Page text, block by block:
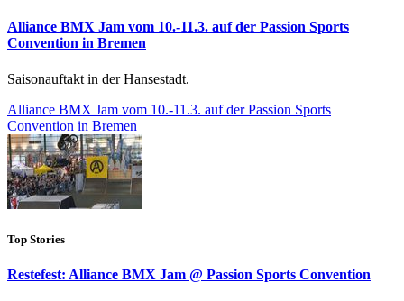
Alliance BMX Jam vom 10.-11.3. auf der Passion Sports
Convention in Bremen
Saisonauftakt in der Hansestadt.
Alliance BMX Jam vom 10.-11.3. auf der Passion Sports
Convention in Bremen
Top Stories
Restefest: Alliance BMX Jam @ Passion Sports Convention